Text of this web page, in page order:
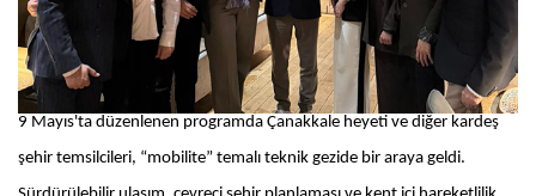
9 Mayıs'ta düzenlenen programda Çanakkale heyeti ve diğer kardeş
şehir temsilcileri, “mobilite” temalı teknik gezide bir araya geldi.